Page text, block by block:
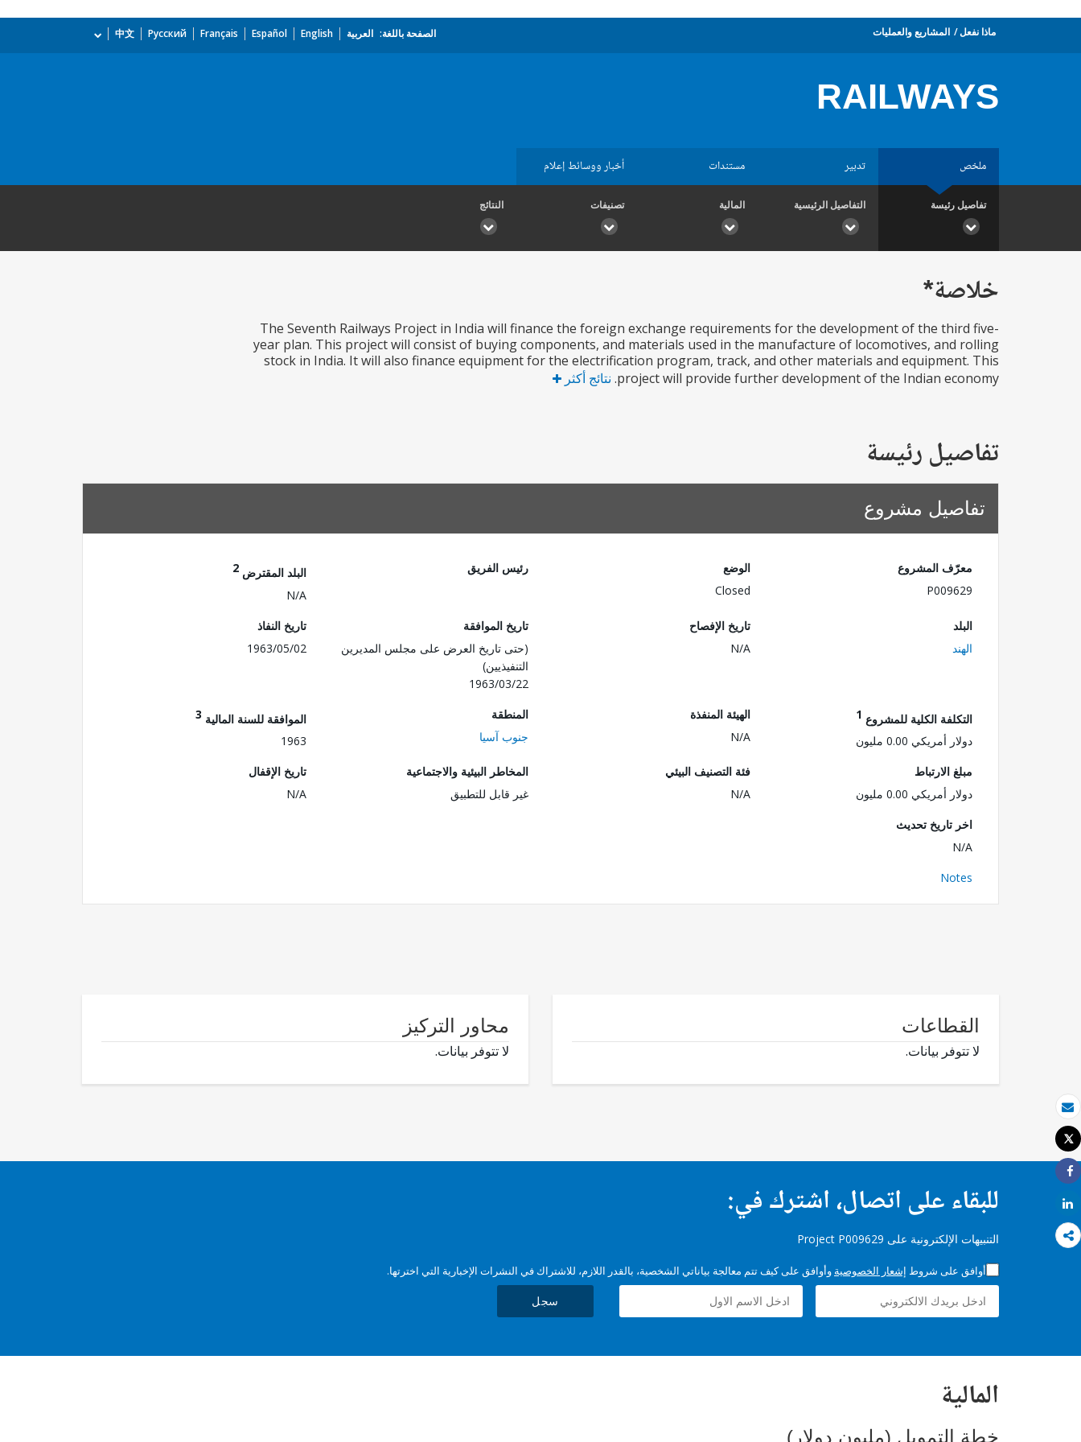
بريد الكتروني
طباعة
Tweet
Share
Share
ماذا نفعل المشاريع والعمليات الصفحة باللغة: العربية English
Español
Français
Русский
中文
RAILWAYS
ملخص تدبير مستندات أخبار ووسائط إعلام
تفاصيل رئيسة التفاصيل الرئيسية المالية تصنيفات النتائج
خلاصة*
The Seventh Railways Project in India will finance the foreign exchange requirements for the development of the third five-
year plan. This project will consist of buying components, and materials used in the manufacture of locomotives, and rolling
stock in India. It will also finance equipment for the electrification program, track, and other materials and equipment. This
project will provide further development of the Indian economy. نتائج أكثر
تفاصيل رئيسة
تفاصيل مشروع
معرّف المشروع
P009629
الوضع
Closed
رئيس الفريق البلد المقترض 2
N/A
البلد
الهند
تاريخ الإفصاح
N/A
تاريخ الموافقة
(حتى تاريخ العرض على مجلس المديرين
التنفيذيين)
1963/03/22
تاريخ النفاذ
1963/05/02
التكلفة الكلية للمشروع 1
دولار أمريكي 0.00 مليون
الهيئة المنفذة
N/A
المنطقة
جنوب آسيا
الموافقة للسنة المالية 3
1963
مبلغ الارتباط
دولار أمريكي 0.00 مليون
فئة التصنيف البيئي
N/A
المخاطر البيئية والاجتماعية
غير قابل للتطبيق
تاريخ الإقفال
N/A
اخر تاريخ تحديث
N/A
Notes
القطاعات
لا تتوفر بيانات.
محاور التركيز
لا تتوفر بيانات.
للبقاء على اتصال، اشترك في:
التنبيهات الإلكترونية على Project P009629
أوافق على شروط إشعار الخصوصية وأوافق على كيف تتم معالجة بياناتي الشخصية، بالقدر اللازم، للاشتراك في النشرات الإخبارية التي اخترتها.
سجل
المالية
خطة التمويل (مليون دولار)